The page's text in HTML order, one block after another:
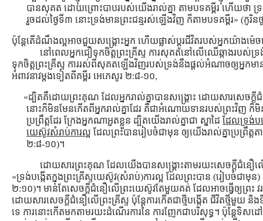
បានសុគត ដោយព្រោះបាបរបស់យើងរាល់គ្នា តាមបទគម្ពីរ ហើយថា ទ្រង់ត្
រួចដល់ថ្ងៃទី៣ នោះទ្រង់មានព្រះជន្មរស់ឡើងវិញ ក៏តាមបទគម្ពីរ» (កូ
ប៉ុន្ដែតើដំណឹងល្អអាចជួយសង្រ្គោះអ្នក ហើយផ្លាស់ប្ដូរជីវិតរបស់អ្នកយ៉ាងម៉េ
នៅពេលអ្នកជឿទុកចិត្ដព្រះគ្រីស្ទ ការសុគតនៅលើឈើឆ្កាងរប
ទុកចិត្ដព្រះគ្រីស្ទ ការរស់ពីសុគតឡើងវិញរបស់ទ្រង់នឹងផ្ដល់អំណាចឲ្យអ្នកម
អំពាវនាវម្ដងទៀតពីគម្ពីរ អេភេសូរ ២:៨-១០,
«ដ្បិតគឺដោយព្រះគុណ ដែលអ្នករាល់គ្នាបានសង្គ្រោះ ដោយសារសេចក្
នោះក៏មិនមែនកើតពីអ្នករាល់គ្នាដែរ គឺជាអំណោយទានរបស់ព្រះវិញ ក៏
ប្រព្រឹត្តដែរ ក្រែងអ្នកណាអួតខ្លួន ដ្បិតយើងរាល់គ្នាជា ស្នាដៃ ដែលទ្រង់បង្
យេស៊ូវសំរាប់ការល្អ ដែលព្រះបានរៀបចំជាមុន ឲ្យយើងរាល់គ្នាប្រព្រឹត្ត
២:៨-១០)។
ដោយសារព្រះគុណ ដែលយើងបានសង្រ្គោះតាមរយះសេចក្ដីជំនឿ
«ទ្រង់បង្កើតក្នុងព្រះគ្រីស្ទយេស៊ូវ(សំរាប់)ការល្អ ដែលព្រះបាន (រៀបចំជាមុន)
២:១០)។ មានតែសេចក្ដីជំនឿលើព្រះយេស៊ូវតែមួយគត់ ដែលអាចធ្វើឲ្យព្រះ
ដោយសារសេចក្ដីជំនឿលើព្រះគ្រីស្ទ ប៉ុន្ដែការកើតជាថ្មីបង្កើត ជីវិតថ្មីមួយ
ទេ ការនោះកើតមកតាមរយះដំណើរការនៃ ការញែកជាបរិសុទ្ធ។ ប៉ុន្ដែទិសដៅ